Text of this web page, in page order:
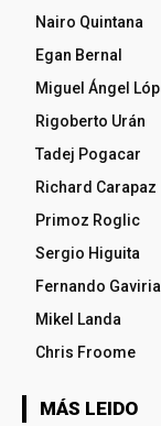
Nairo Quintana
Egan Bernal
Miguel Ángel
Rigoberto Urán
Tadej Pogacar
Richard Carapaz
Primoz Roglic
Sergio Higuita
Fernando Gaviria
Mikel Landa
Chris Froome
MÁS LEIDO